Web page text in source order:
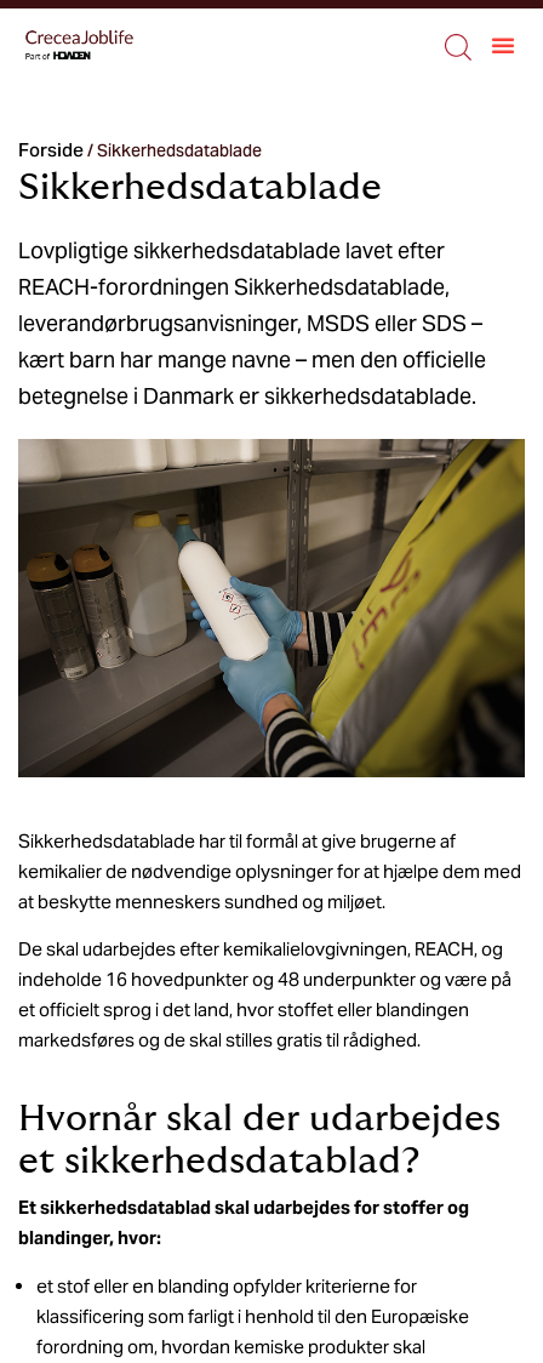
Forside/Sikkerhedsdatablade
Sikkerhedsdatablade
Lovpligtige sikkerhedsdatablade lavet efter
REACH-forordningen Sikkerhedsdatablade,
leverandørbrugsanvisninger, MSDS eller SDS –
kært barn har mange navne – men den officielle
betegnelse i Danmark er sikkerhedsdatablade.
Sikkerhedsdatablade har til formål at give brugerne af
kemikalier de nødvendige oplysninger for at hjælpe dem med
at beskytte menneskers sundhed og miljøet.
De skal udarbejdes efter kemikalielovgivningen, REACH, og
indeholde 16 hovedpunkter og 48 underpunkter og være på
et officielt sprog i det land, hvor stoffet eller blandingen
markedsføres og de skal stilles gratis til rådighed.
Hvornår skal der udarbejdes
et sikkerhedsdatablad?
Et sikkerhedsdatablad skal udarbejdes for stoffer og
blandinger, hvor:
et stof eller en blanding opfylder kriterierne for
klassificering som farligt i henhold til den Europæiske
forordning om, hvordan kemiske produkter skal